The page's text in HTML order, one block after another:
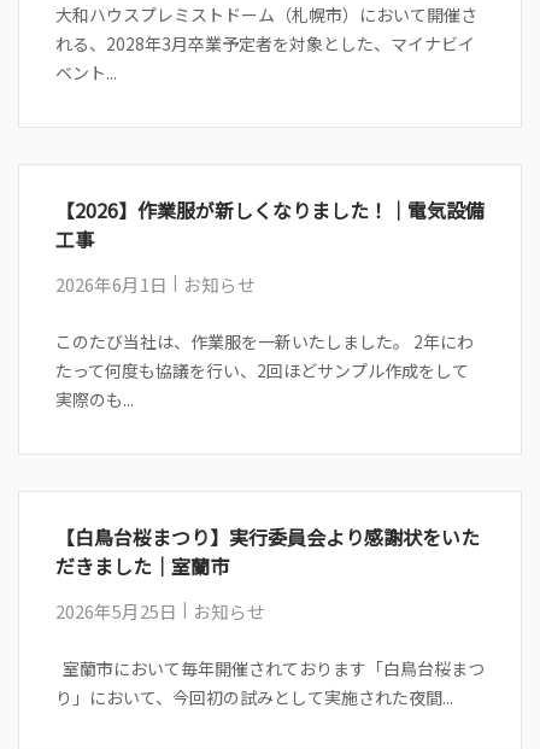
大和ハウスプレミストドーム（札幌市）において開催さ
れる、2028年3月卒業予定者を対象とした、マイナビイ
ベント...
【2026】作業服が新しくなりました！｜電気設備
工事
2026年6月1日 お知らせ
このたび当社は、作業服を一新いたしました。 2年にわ
たって何度も協議を行い、2回ほどサンプル作成をして
実際のも...
【白鳥台桜まつり】実行委員会より感謝状をいた
だきました｜室蘭市
2026年5月25日 お知らせ
室蘭市において毎年開催されております「白鳥台桜まつ
り」において、今回初の試みとして実施された夜間...